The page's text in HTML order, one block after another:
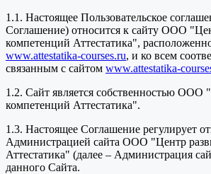
1.1. Настоящее Пользовательское
Соглашение) относится к сайту ООО
компетенций Аттестатика",
www.attestatika-courses.ru, и ко всем
связанным с сайтом www.attestatika-
1.2. Сайт является собственностью ООО
компетенций Аттестатика".
1.3. Настоящее Соглашение регулирует
Администрацией сайта ООО "Центр
Аттестатика" (далее – Администрация
данного Сайта.